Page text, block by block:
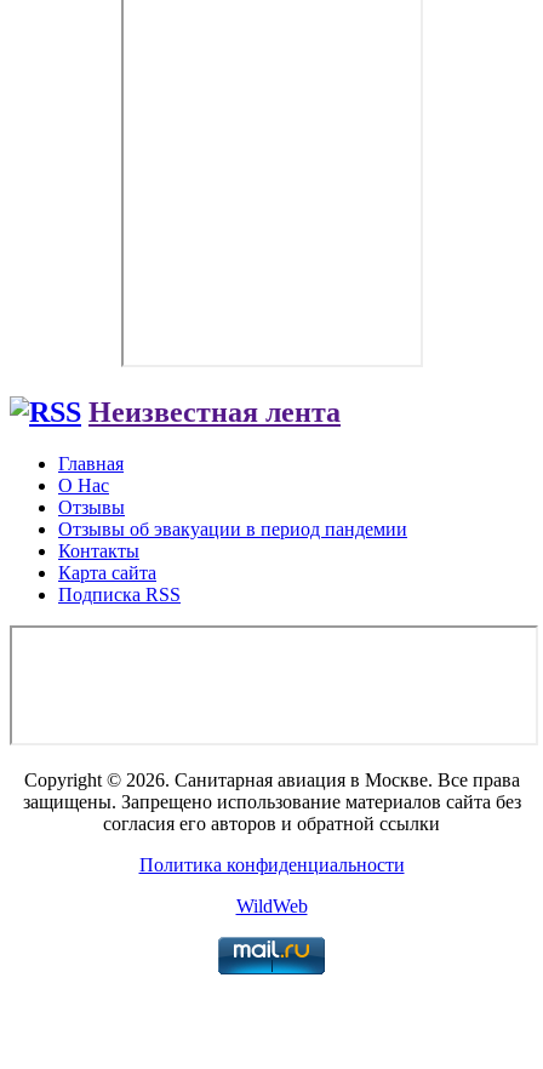
Неизвестная лента
Главная
О Нас
Отзывы
Отзывы об эвакуации в период пандемии
Контакты
Карта сайта
Подписка RSS
Copyright © 2026. Санитарная авиация в Москве. Все права
защищены. Запрещено использование материалов сайта без
согласия его авторов и обратной ссылки
Политика конфиденциальности
WildWeb